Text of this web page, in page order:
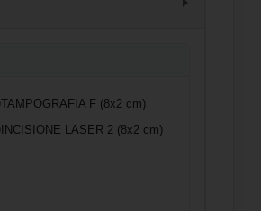
TAMPOGRAFIA F (8x2 cm)
INCISIONE LASER 2 (8x2 cm)